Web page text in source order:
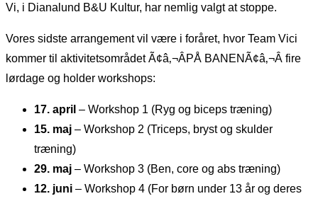
Vi, i Dianalund B&U Kultur, har nemlig valgt at stoppe.
Vores sidste arrangement vil være i foråret, hvor Team Vici
kommer til aktivitetsområdet Ã¢â‚¬ÂPÅ BANENÃ¢â‚¬Â fire
lørdage og holder workshops:
17. april – Workshop 1 (Ryg og biceps træning)
15. maj – Workshop 2 (Triceps, bryst og skulder
træning)
29. maj – Workshop 3 (Ben, core og abs træning)
12. juni – Workshop 4 (For børn under 13 år og deres